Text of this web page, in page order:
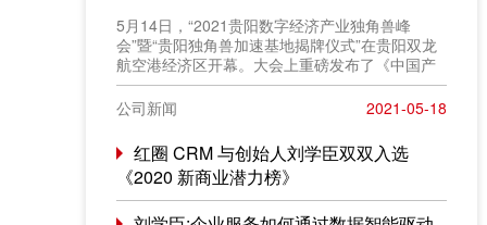
​5月14日，“2021贵阳数字经济产业独角兽峰
会”暨“贵阳独角兽加速基地揭牌仪式”在贵阳双龙
航空港经济区开幕。大会上重磅发布了《中国产
业创新百人榜》评选结果，红圈 CRM 创始人
&CEO 刘学臣成功入选“2021产业创新百人榜”。
公司新闻 2021-05-18
红圈 CRM 与创始人刘学臣双双入选
《2020 新商业潜力榜》